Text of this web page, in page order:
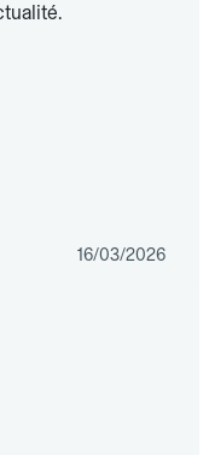
16/03/2026